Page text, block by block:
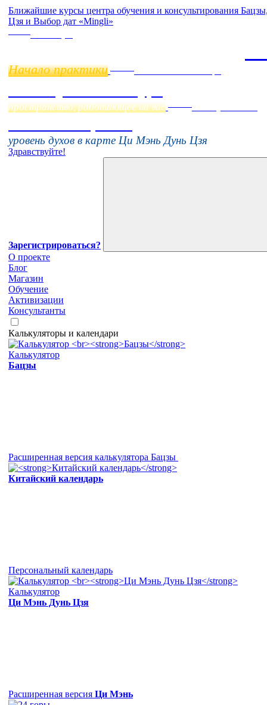
Ближайшие курсы центра обучения и консультирования
Цзя и Выбор дат «Mingli»
Начало практики
пространство, работающее на вас
уровень духов в карте Ци Мэнь Дунь Цзя
Здравствуйте!
Зарегистрироваться?
О проекте
Блог
Магазин
Обучение
Активизации
Консультанты
Калькуляторы и календари
Калькулятор
Бацзы
Расширенная версия калькулятора Бацзы
Китайский календарь
Персональный календарь
Калькулятор
Ци Мэнь Дунь Цзя
Расширенная версия Ци Мэнь